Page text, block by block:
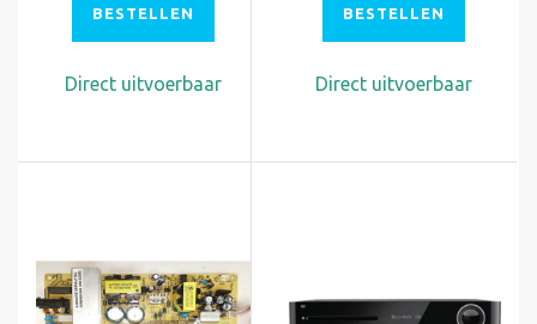
BESTELLEN
Direct uitvoerbaar
BESTELLEN
Direct uitvoerbaar